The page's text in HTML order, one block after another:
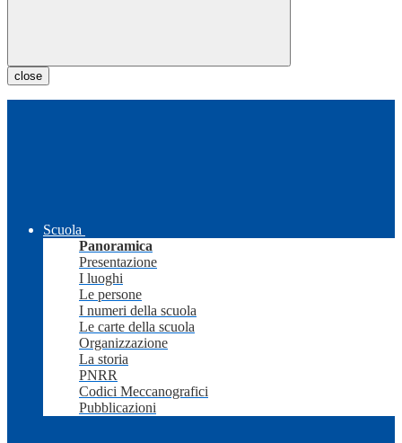
close
Scuola
Panoramica
Presentazione
I luoghi
Le persone
I numeri della scuola
Le carte della scuola
Organizzazione
La storia
PNRR
Codici Meccanografici
Pubblicazioni